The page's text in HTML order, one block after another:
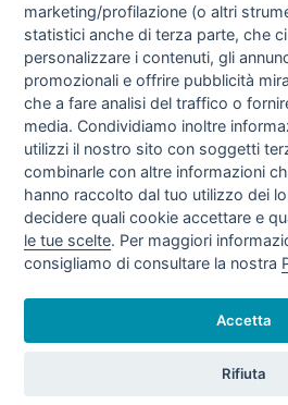
NOTE ACCESSIBILITÀ
MAPPA DEL SITO
COOKIE POLICY
info@amgasbarisrl.it -
marketing/profilazione (o altri
statistici anche di terza parte, che
personalizzare i contenuti, gli
promozionali e offrire pubblicità
che a fare analisi del traffico o
media. Condividiamo inoltre
utilizzi il nostro sito con soggetti
combinarle con altre informazioni
hanno raccolto dal tuo utilizzo dei
decidere quali cookie accettare e
le tue scelte. Per maggiori
consigliamo di consultare la nostra
Accetta
Rifiuta